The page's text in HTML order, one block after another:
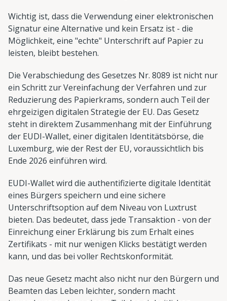
Wichtig ist, dass die Verwendung einer elektronischen
Signatur eine Alternative und kein Ersatz ist - die
Möglichkeit, eine "echte" Unterschrift auf Papier zu
leisten, bleibt bestehen.
Die Verabschiedung des Gesetzes Nr. 8089 ist nicht nur
ein Schritt zur Vereinfachung der Verfahren und zur
Reduzierung des Papierkrams, sondern auch Teil der
ehrgeizigen digitalen Strategie der EU. Das Gesetz
steht in direktem Zusammenhang mit der Einführung
der EUDI-Wallet, einer digitalen Identitätsbörse, die
Luxemburg, wie der Rest der EU, voraussichtlich bis
Ende 2026 einführen wird.
EUDI-Wallet wird die authentifizierte digitale Identität
eines Bürgers speichern und eine sichere
Unterschriftsoption auf dem Niveau von Luxtrust
bieten. Das bedeutet, dass jede Transaktion - von der
Einreichung einer Erklärung bis zum Erhalt eines
Zertifikats - mit nur wenigen Klicks bestätigt werden
kann, und das bei voller Rechtskonformität.
Das neue Gesetz macht also nicht nur den Bürgern und
Beamten das Leben leichter, sondern macht